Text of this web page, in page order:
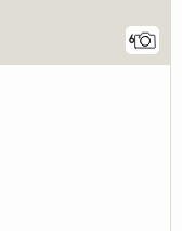
6